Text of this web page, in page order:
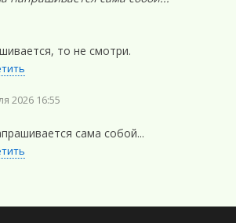
то не смотри.
2026 16:55
сама собой...